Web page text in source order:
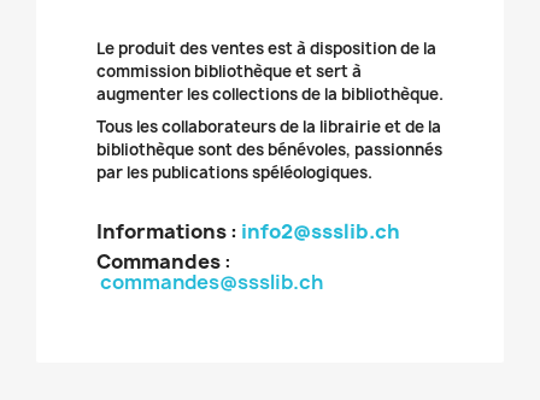
Le produit des ventes est à disposition de la
commission bibliothèque et sert à
augmenter les collections de la bibliothèque.
Tous les collaborateurs de la librairie et de la
bibliothèque sont des bénévoles, passionnés
par les publications spéléologiques.
Informations : info2@ssslib.ch
Commandes:
commandes@ssslib.ch